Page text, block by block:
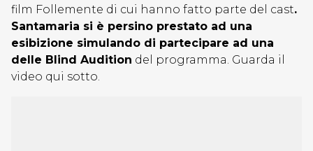
film Follemente di cui hanno fatto parte del cast.
Santamaria si è persino prestato ad una
esibizione simulando di partecipare ad una
delle Blind Audition del programma. Guarda il
video qui sotto.